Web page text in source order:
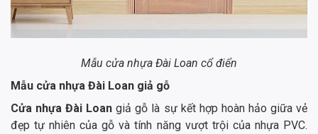
Mẫu cửa nhựa Đài Loan cổ điển
Mẫu cửa nhựa Đài Loan giả gỗ
Cửa nhựa Đài Loan giả gỗ là sự kết hợp hoàn hảo giữa vẻ
đẹp tự nhiên của gỗ và tính năng vượt trội của nhựa PVC.